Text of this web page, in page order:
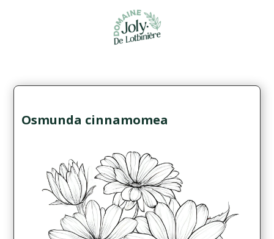
Osmunda cinnamomea